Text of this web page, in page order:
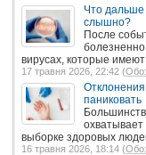
Что дальше
слышно?
После
вирусах, которые
17 травня 2026, 22:42 (
Отклонения
паниковать
выборке здоровых
16 травня 2026, 18:14 (